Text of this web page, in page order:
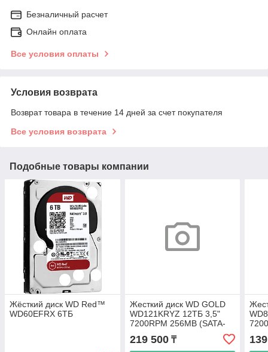
Безналичный расчет
Онлайн оплата
Все условия оплаты
Условия возврата
Возврат товара в течение 14 дней за счет покупателя
Все условия возврата
Подобные товары компании
Жёсткий диск WD Red™
WD60EFRX 6ТБ
Жесткий диск WD GOLD
WD121KRYZ 12ТБ 3,5"
7200RPM 256MB (SATA-
219 500₸